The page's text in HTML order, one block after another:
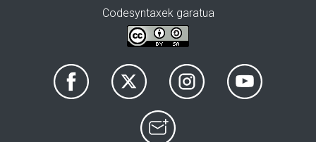
Codesyntaxek garatua